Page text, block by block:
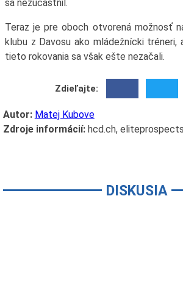
sa nezúčastnil.
Teraz je pre oboch otvorená možnosť
klubu z Davosu ako mládežnícki tréneri,
tieto rokovania sa však ešte nezačali.
Zdieľajte:
Autor: Matej Kubove
Zdroje informácií:hcd.ch,
DISKUSIA